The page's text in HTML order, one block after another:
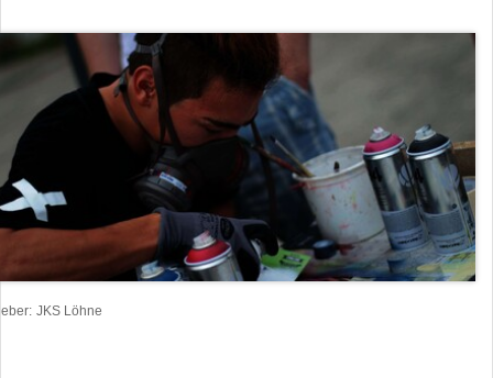
JKS Löhne